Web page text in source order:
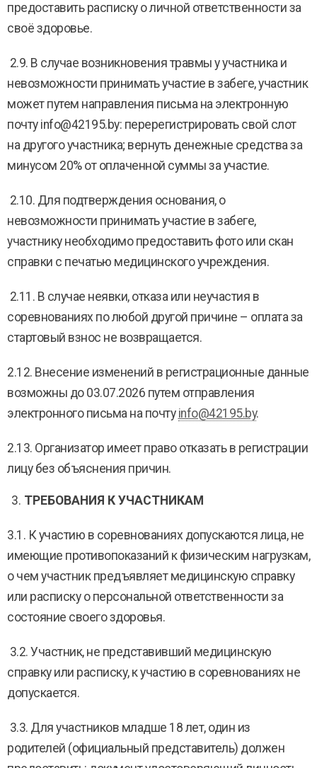
предоставить расписку о личной ответственности за
своё здоровье.
2.9. В случае возникновения травмы у участника и
невозможности принимать участие в забеге, участник
может путем направления письма на электронную
почту info@42195.by: перерегистрировать свой слот
на другого участника; вернуть денежные средства за
минусом 20% от оплаченной суммы за участие.
2.10. Для подтверждения основания, о
невозможности принимать участие в забеге,
участнику необходимо предоставить фото или скан
справки с печатью медицинского учреждения.
2.11. В случае неявки, отказа или неучастия в
соревнованиях по любой другой причине – оплата за
стартовый взнос не возвращается.
2.12. Внесение изменений в регистрационные данные
возможны до 03.07.2026 путем отправления
электронного письма на почту info@42195.by.
2.13. Организатор имеет право отказать в регистрации
лицу без объяснения причин.
ТРЕБОВАНИЯ К УЧАСТНИКАМ
3.1. К участию в соревнованиях допускаются лица, не
имеющие противопоказаний к физическим нагрузкам,
о чем участник предъявляет медицинскую справку
или расписку о персональной ответственности за
состояние своего здоровья.
3.2. Участник, не представивший медицинскую
справку или расписку, к участию в соревнованиях не
допускается.
3.3. Для участников младше 18 лет, один из
родителей (официальный представитель) должен